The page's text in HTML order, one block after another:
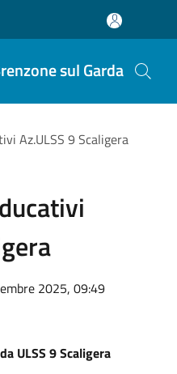
sul Garda
Az.ULSS 9 Scaligera
2025, 09:49
ULSS 9 Scaligera